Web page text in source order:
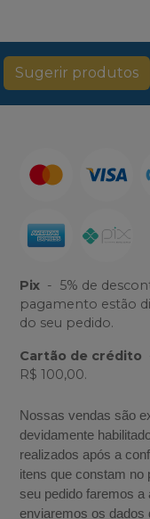
Sugerir produtos
Pix - 5% de
pagamento estão
do seu pedido.
Cartão de crédito
R$ 100,00.
Nossas vendas são
devidamente
realizados após a
itens que constam no
seu pedido faremos a
enviaremos os dados